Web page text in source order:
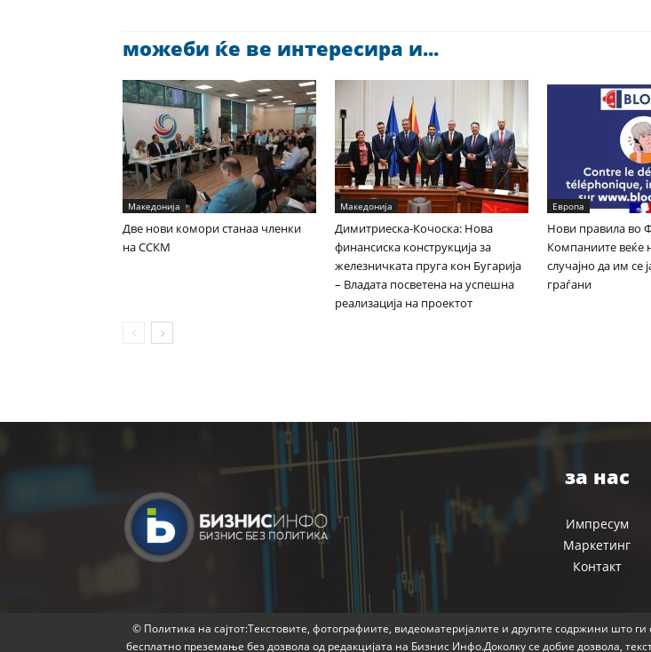
можеби ќе ве интересира и...
Македонија
Две нови комори станаа членки
на ССКМ
Македонија
Димитриеска-Кочоска: Нова
финансиска конструкција за
железничката пруга кон Бугарија
– Владата посветена на успешна
реализација на проектот
Европа
Нови правила во
Компаниите веќе
случајно да им се
граѓани
за нас
Импресум
Маркетинг
Контакт
© Политика на сајтот:Текстовите, фотографиите, видеоматеријалите и другите содржини што
бесплатно преземање без дозвола од редакцијата на Бизнис Инфо.Доколку се добие дозвола,